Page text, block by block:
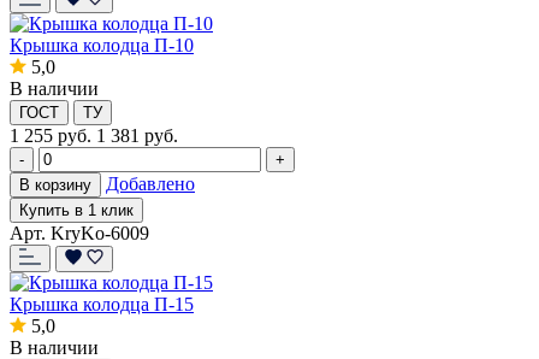
Крышка колодца П-10
5,0
В наличии
ГОСТ ТУ
1 255 руб. 1 381 руб.
-
+
В корзину
Добавлено
Купить в 1 клик
Арт. KryKo-6009
Крышка колодца П-15
5,0
В наличии